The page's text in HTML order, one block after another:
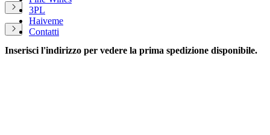
3PL
Haiveme
Contatti
Inserisci l'indirizzo per vedere la prima spedizione disponibile.